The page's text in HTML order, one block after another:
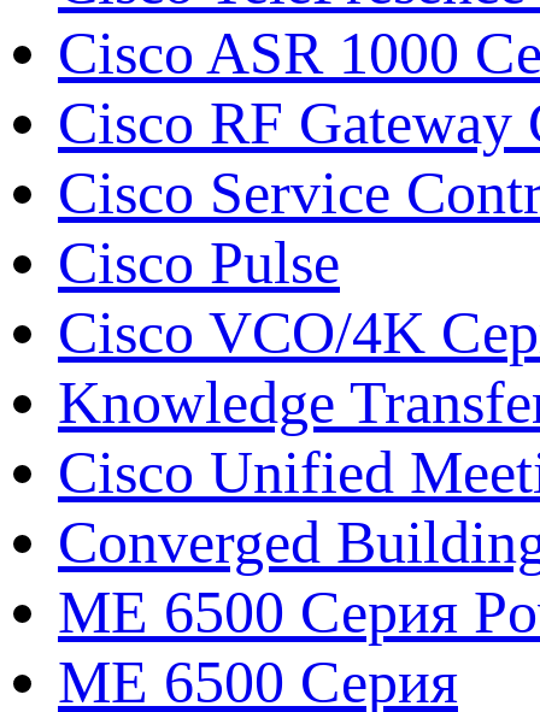
Cisco ASR 1000
Cisco RF Gateway
Cisco Service
Cisco Pulse
Cisco VCO/4K
Knowledge
Cisco Unified
Converged
ME 6500 Серия
ME 6500 Серия